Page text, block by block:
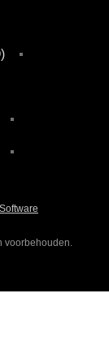
voorbehouden.